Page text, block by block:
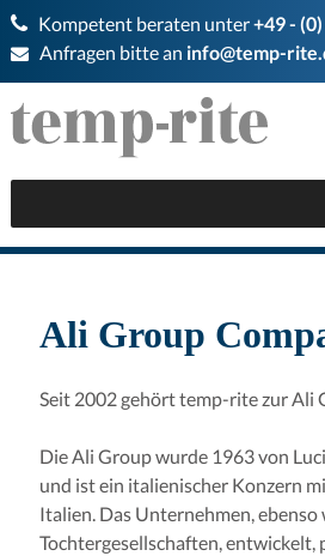
Kompetent beraten unter+49 -
Anfragen bitte an info@temp-
Ali Group
Seit 2002 gehört temp-rite zur Ali
Die Ali Group wurde 1963 von
und ist ein italienischer Konzern
Italien. Das Unternehmen, ebenso
Tochtergesellschaften,